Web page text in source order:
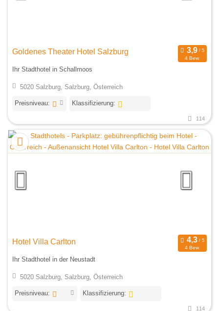
Goldenes Theater Hotel Salzburg
4 Bew.
Ihr Stadthotel in Schallmoos
5020 Salzburg, Salzburg, Österreich
Preisniveau: Klassifizierung:
114
Hotel Villa Carlton
4 Bew.
Ihr Stadthotel in der Neustadt
5020 Salzburg, Salzburg, Österreich
Preisniveau: Klassifizierung:
114